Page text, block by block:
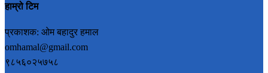
हाम्रो टिम
प्रकाशक: ओम बहादुर हमाल
omhamal@gmail.com
९८५६०२५७५८